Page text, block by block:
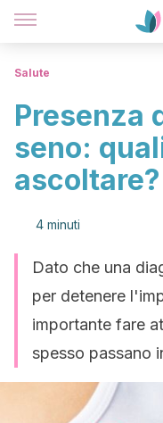
Salute
Presenza
seno:
ascoltare?
4 minuti
Dato che una
per detenere
importante fare
spesso passano